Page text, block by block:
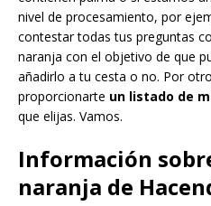
nivel de procesamiento, por
contestar todas tus preguntas
naranja con el objetivo de que
añadirlo a tu cesta o no. Por
proporcionarte un listado de
que elijas. Vamos.
Información
naranja de